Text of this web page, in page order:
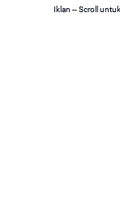
Iklan -- Scroll